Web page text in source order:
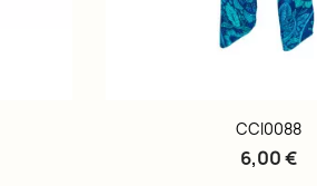
CCI0088
6,00 €